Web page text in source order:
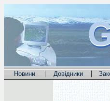
Новини | Довідники |